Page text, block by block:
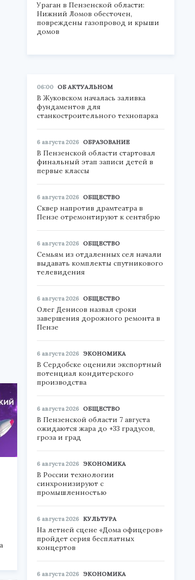
Ураган в Пензенской области:
Нижний Ломов обесточен,
повреждены газопровод и крыши
домов
06:00 ОБ АКТУАЛЬНОМ
В Жуковском началась заливка
фундаментов для
станкостроительного технопарка
6 августа 2026 ОБРАЗОВАНИЕ
В Пензенской области стартовал
финальный этап записи детей в
первые классы
6 августа 2026 ОБЩЕСТВО
Сквер напротив драмтеатра в
Пензе отремонтируют к сентябрю
6 августа 2026 ОБЩЕСТВО
Семьям из отдаленных сел начали
выдавать комплекты спутникового
телевидения
6 августа 2026 ОБЩЕСТВО
Олег Денисов назвал сроки
завершения дорожного ремонта в
Пензе
6 августа 2026 ЭКОНОМИКА
В Сердобске оценили экспортный
потенциал кондитерского
производства
6 августа 2026 ОБЩЕСТВО
В Пензенской области 7 августа
ожидаются жара до +33 градусов,
гроза и град
6 августа 2026 ЭКОНОМИКА
В России технологии
синхронизируют с
промышленностью
6 августа 2026 КУЛЬТУРА
На летней сцене «Дома офицеров»
пройдет серия бесплатных
концертов
6 августа 2026 ЭКОНОМИКА